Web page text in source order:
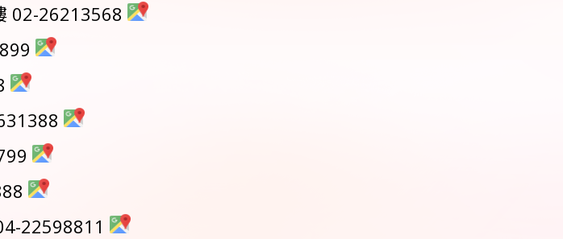
02-26213568
22598811